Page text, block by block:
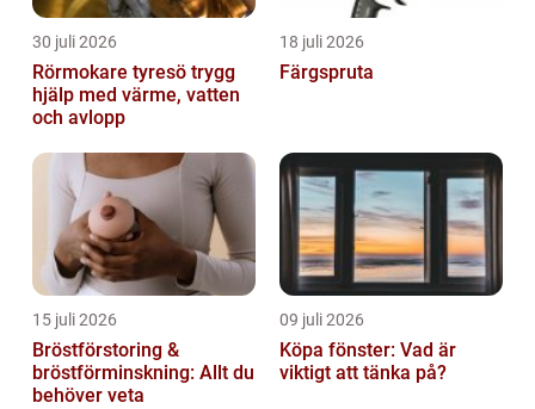
30 juli 2026
Rörmokare tyresö trygg
hjälp med värme, vatten
och avlopp
18 juli 2026
Färgspruta
15 juli 2026
Bröstförstoring &
bröstförminskning: Allt du
behöver veta
09 juli 2026
Köpa fönster: Vad är
viktigt att tänka på?